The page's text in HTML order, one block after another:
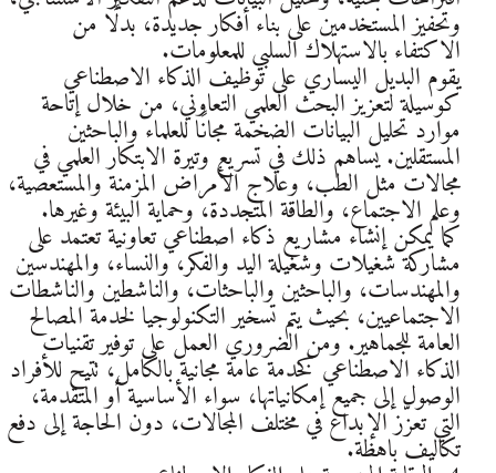
وتحفيز المستخدمين على بناء أفكار جديدة، بدلًا من
الاكتفاء بالاستهلاك السلبي للمعلومات.
يقوم البديل اليساري على توظيف الذكاء الاصطناعي
كوسيلة لتعزيز البحث العلمي التعاوني، من خلال إتاحة
موارد تحليل البيانات الضخمة مجانًا للعلماء والباحثين
المستقلين. يساهم ذلك في تسريع وتيرة الابتكار العلمي في
مجالات مثل الطب، وعلاج الأمراض المزمنة والمستعصية،
وعلم الاجتماع، والطاقة المتجددة، وحماية البيئة وغيرها.
كما يمكن إنشاء مشاريع ذكاء اصطناعي تعاونية تعتمد على
مشاركة شغيلات وشغيلة اليد والفكر، والنساء، والمهندسين
والمهندسات، والباحثين والباحثات، والناشطين والناشطات
الاجتماعيين، بحيث يتم تسخير التكنولوجيا لخدمة المصالح
العامة للجماهير. ومن الضروري العمل على توفير تقنيات
الذكاء الاصطناعي كخدمة عامة مجانية بالكامل، تتيح للأفراد
الوصول إلى جميع إمكانياتها، سواء الأساسية أو المتقدمة،
التي تعزّز الإبداع في مختلف المجالات، دون الحاجة إلى دفع
تكاليف باهظة.